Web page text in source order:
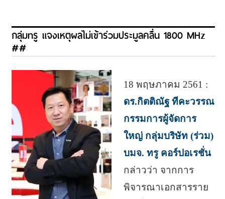
กลุ่มทรู แจงเหตุผลไม่เข้าร่วมประมูลคลื่น 1800 MHz
##
18 พฤษภาคม 2561 :
ดร.กิตติณัฐ ทีคะวรรณ
กรรมการผู้จัดการ
ใหญ่ กลุ่มบริษัท (ร่วม)
บมจ. ทรู คอร์ปอเรชั่น
กล่าวว่า จากการ
พิจารณาเอกสารราย